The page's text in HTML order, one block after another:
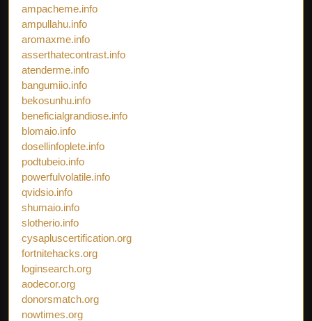
ampacheme.info
ampullahu.info
aromaxme.info
asserthatecontrast.info
atenderme.info
bangumiio.info
bekosunhu.info
beneficialgrandiose.info
blomaio.info
dosellinfoplete.info
podtubeio.info
powerfulvolatile.info
qvidsio.info
shumaio.info
slotherio.info
cysapluscertification.org
fortnitehacks.org
loginsearch.org
aodecor.org
donorsmatch.org
nowtimes.org